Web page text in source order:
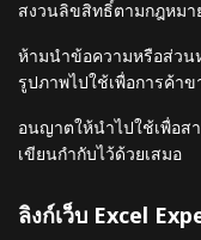
สงวนลิขสิทธิ์ตามกฎหมา
ห้ามนำข้อความหรือส่วน
รูปภาพไปใช้เพื่อการค้า
อนญาตให้นำไปใช้เพื่อ
เขียนกำกับไว้ด้วยเสมอ
ลิงก์เว็บ Excel